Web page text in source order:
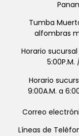
Tumba
alfombras
Horario
5:00P.M.
Horario
9:00A.M. a
Correo
Líneas de